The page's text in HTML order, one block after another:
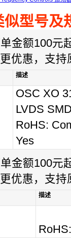
似型号及
金额100元
优惠，支持
描述
OSC XO
LVDS
RoHS:
Yes
金额100元
优惠，支持
描述